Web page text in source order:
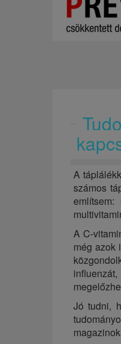
A
számos
A C-
még azok
Jó tudni,